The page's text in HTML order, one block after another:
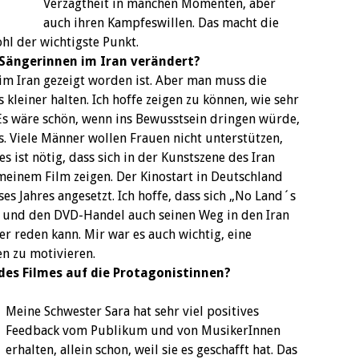
Verzagtheit in manchen Momenten, aber
auch ihren Kampfeswillen. Das macht die
der wichtigste Punkt.
im Iran verändert?
Iran gezeigt worden ist. Aber man muss die
halten. Ich hoffe zeigen zu können, wie sehr
wäre schön, wenn ins Bewusstsein dringen würde,
Viele Männer wollen Frauen nicht unterstützen,
ist nötig, dass sich in der Kunstszene des Iran
Film zeigen. Der Kinostart in Deutschland
Jahres angesetzt. Ich hoffe, dass sich „No Land´s
den DVD-Handel auch seinen Weg in den Iran
reden kann. Mir war es auch wichtig, eine
zu motivieren.
Filmes auf die Protagonistinnen?
Meine Schwester Sara hat sehr viel positives
Feedback vom Publikum und von MusikerInnen
erhalten, allein schon, weil sie es geschafft hat. Das